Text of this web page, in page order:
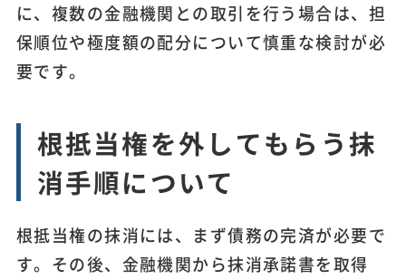
に、複数の金融機関との取引を行う場合は、担
保順位や極度額の配分について慎重な検討が必
要です。
根抵当権を外してもらう抹
消手順について
根抵当権の抹消には、まず債務の完済が必要で
す。その後、金融機関から抹消承諾書を取得